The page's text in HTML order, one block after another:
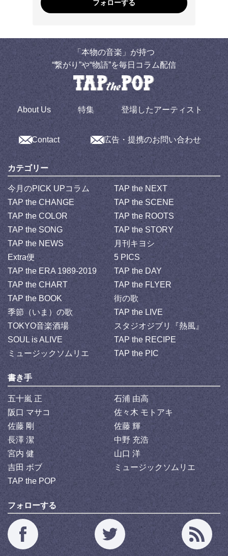
フォローする
「本物の音楽」が持つ
“繋がり”や“物語”を毎日コラム配信
About Us 特集 登場したアーティスト
Contact 広告・提携のお問い合わせ
カテゴリー
今月のPICK UPコラム
TAP the NEXT
TAP the CHANGE
TAP the SCENE
TAP the COLOR
TAP the ROOTS
TAP the SONG
TAP the STORY
TAP the NEWS
月刊キヨシ
Extra便
5 PICS
TAP the ERA 1989-2019
TAP the DAY
TAP the CHART
TAP the FLYER
TAP the BOOK
街の歌
季節（いま）の歌
TAP the LIVE
TOKYO音楽酒場
スタジオジブリ『熱風』
SOUL is ALIVE
TAP the RECIPE
ミュージックソムリエ
TAP the PIC
書き手
五十嵐 正
石浦 由高
阪口 マサコ
佐々木 モトアキ
佐藤 剛
佐藤 輝
長澤 潔
中野 充浩
宮内 健
山口 洋
吉田 ボブ
ミュージックソムリエ
TAP the POP
フォローする